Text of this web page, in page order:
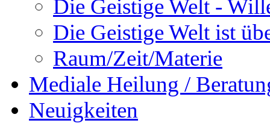
Die Geistige Welt -
Die Geistige Welt ist
Raum/Zeit/Materie
Mediale Heilung /
Neuigkeiten